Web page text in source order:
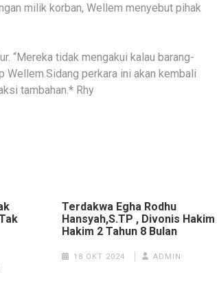
milik korban, Wellem menyebut pihak
“Mereka tidak mengakui kalau barang-
Wellem.Sidang perkara ini akan kembali
tambahan.* Rhy
Terdakwa Egha Rodhu
Hansyah,S.TP , Divonis Hakim
Hakim 2 Tahun 8 Bulan
18 OKT 2024 ADMIN